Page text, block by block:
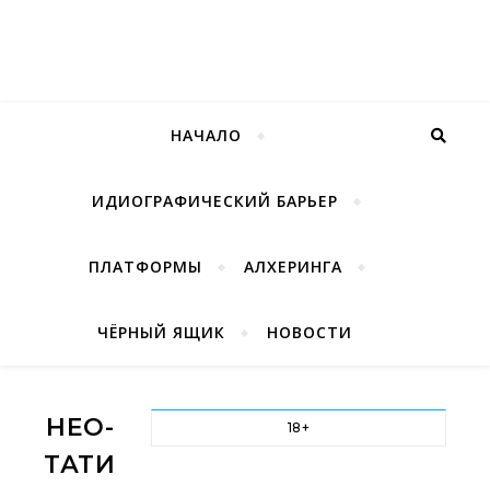
НАЧАЛО
ИДИОГРАФИЧЕСКИЙ БАРЬЕР
ПЛАТФОРМЫ АЛХЕРИНГА
ЧЁРНЫЙ ЯЩИК НОВОСТИ
НЕО-
ТАТИБЫ.
18+